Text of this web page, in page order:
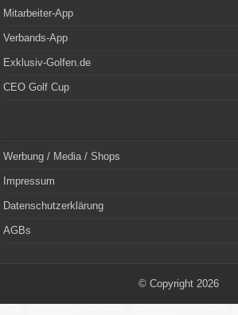
Mitarbeiter-App
Verbands-App
Exklusiv-Golfen.de
CEO Golf Cup
Werbung / Media / Shops
Impressum
Datenschutzerklärung
AGBs
© Copyright 2026